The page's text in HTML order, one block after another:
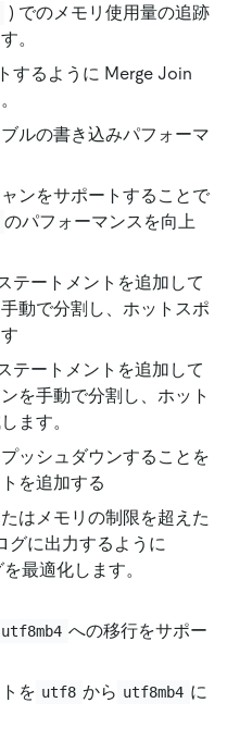
) でのメモリ使用量の追跡
。
するように Merge Join
ルの書き込みパフォーマ
ンをサポートすることで
のパフォーマンスを向上
テートメントを追加して
動で分割し、ホットスポ
テートメントを追加して
を手動で分割し、ホット
ます。
ッシュダウンすることを
を追加する
はメモリの制限を超えた
グに出力するように
を最適化します。
utf8mb4 への移行をサポー
を utf8 から utf8mb4 に